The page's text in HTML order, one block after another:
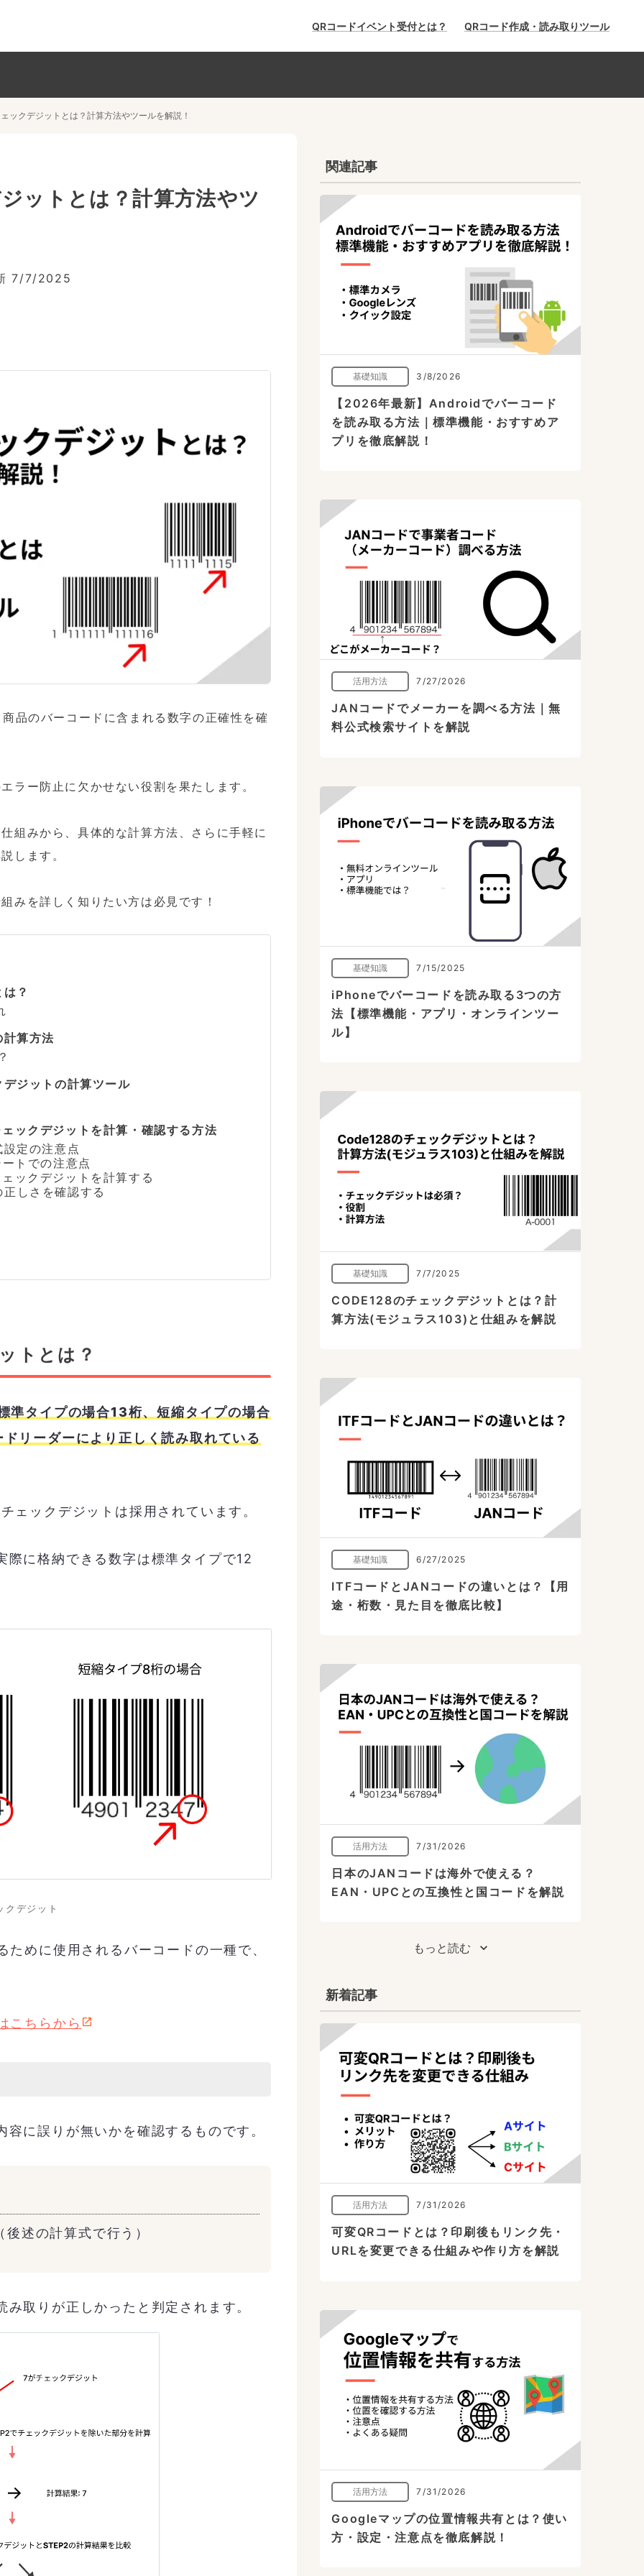
QRコードイベント受付とは？ QRコード作成・読み取りツール
ックデジットとは？計算方法やツールを解説！
ットとは？計算方法やツ
7/7/2025
品のバーコードに含まれる数字の正確性を確
ラー防止に欠かせない役割を果たします。
組みから、具体的な計算方法、さらに手軽に
します。
みを詳しく知りたい方は必見です！
？
算方法
ジットの計算ツール
ックデジットを計算・確認する方法
定の注意点
トでの注意点
ックデジットを計算する
しさを確認する
トとは？
準タイプの場合13桁、短縮タイプの場合
リーダーにより正しく読み取れている
ェックデジットは採用されています。
に格納できる数字は標準タイプで12
クデジット
めに使用されるバーコードの一種で、
こちらから
に誤りが無いかを確認するものです。
述の計算式で行う）
取りが正しかったと判定されます。
関連記事
基礎知識 3/8/2026
【2026年最新】Androidでバーコード
を読み取る方法｜標準機能・おすすめア
プリを徹底解説！
活用方法 7/27/2026
JANコードでメーカーを調べる方法｜無
料公式検索サイトを解説
基礎知識 7/15/2025
iPhoneでバーコードを読み取る3つの方
法【標準機能・アプリ・オンラインツー
ル】
基礎知識 7/7/2025
CODE128のチェックデジットとは？計
算方法(モジュラス103)と仕組みを解説
基礎知識 6/27/2025
ITFコードとJANコードの違いとは？【用
途・桁数・見た目を徹底比較】
活用方法 7/31/2026
日本のJANコードは海外で使える？
EAN・UPCとの互換性と国コードを解説
もっと読む
新着記事
活用方法 7/31/2026
可変QRコードとは？印刷後もリンク先・
URLを変更できる仕組みや作り方を解説
活用方法 7/31/2026
Googleマップの位置情報共有とは？使い
方・設定・注意点を徹底解説！